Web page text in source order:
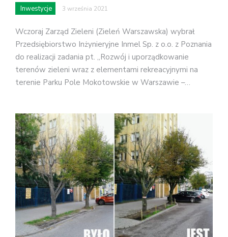
Inwestycje 3 września 2021
Wczoraj Zarząd Zieleni (Zieleń Warszawska) wybrał
Przedsiębiorstwo Inżynieryjne Inmel Sp. z o.o. z Poznania
do realizacji zadania pt. „Rozwój i uporządkowanie
terenów zieleni wraz z elementami rekreacyjnymi na
terenie Parku Pole Mokotowskie w Warszawie –…